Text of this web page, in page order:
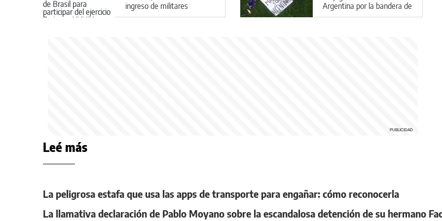
ingreso de militares
brasileños al país
Argentina por la bandera de
Malvinas
Leé más
La peligrosa estafa que usa las apps de transporte para engañar: cómo reconocerla
La llamativa declaración de Pablo Moyano sobre la escandalosa detención de su hermano